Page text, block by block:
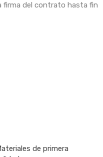
firma del contrato hasta fin
de primera